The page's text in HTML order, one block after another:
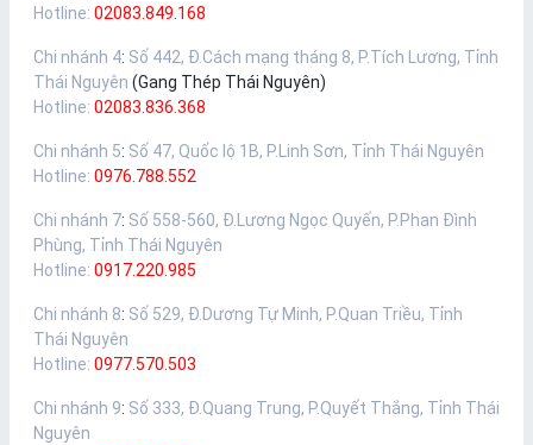
Hotline: 02083.849.168
Chi nhánh 4: Số 442, Đ.Cách mạng tháng 8, P.Tích Lương, Tỉnh
Thái Nguyên (Gang Thép Thái Nguyên)
Hotline: 02083.836.368
Chi nhánh 5: Số 47, Quốc lộ 1B, P.Linh Sơn, Tỉnh Thái Nguyên
Hotline: 0976.788.552
Chi nhánh 7: Số 558-560, Đ.Lương Ngọc Quyến, P.Phan Đình
Phùng, Tỉnh Thái Nguyên
Hotline: 0917.220.985
Chi nhánh 8: Số 529, Đ.Dương Tự Minh, P.Quan Triều, Tỉnh
Thái Nguyên
Hotline: 0977.570.503
Chi nhánh 9: Số 333, Đ.Quang Trung, P.Quyết Thắng, Tỉnh Thái
Nguyên